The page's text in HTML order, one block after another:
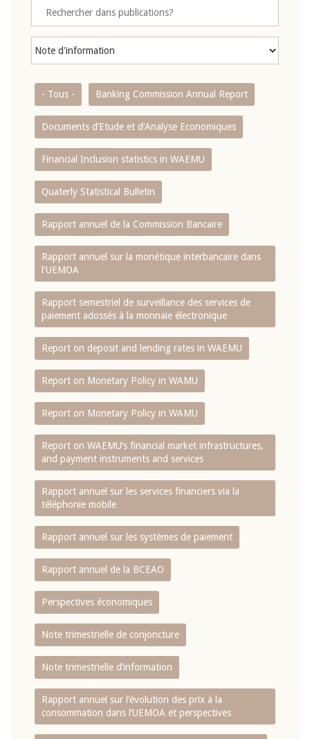
- Tous - Banking Commission Annual Report
Documents d’Etude et d’Analyse Economiques
Financial Inclusion statistics in WAEMU
Quaterly Statistical Bulletin
Rapport annuel de la Commission Bancaire
Rapport annuel sur la monétique interbancaire dans
l'UEMOA
Rapport semestriel de surveillance des services de
paiement adossés à la monnaie électronique
Report on deposit and lending rates in WAEMU
Report on Monetary Policy in WAMU
Report on Monetary Policy in WAMU
Report on WAEMU’s financial market infrastructures,
and payment instruments and services
Rapport annuel sur les services financiers via la
téléphonie mobile
Rapport annuel sur les systèmes de paiement
Rapport annuel de la BCEAO
Perspectives économiques
Note trimestrielle de conjoncture
Note trimestrielle d‘information
Rapport annuel sur l‘évolution des prix à la
consommation dans l‘UEMOA et perspectives